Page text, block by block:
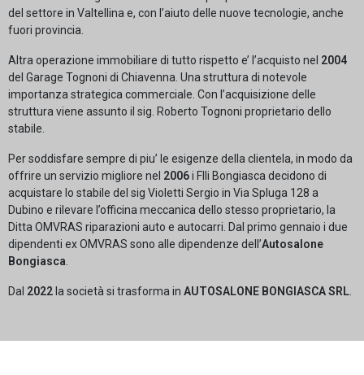
del settore in Valtellina e, con l’aiuto delle nuove tecnologie, anche
fuori provincia.
Altra operazione immobiliare di tutto rispetto e’ l’acquisto nel 2004
del Garage Tognoni di Chiavenna. Una struttura di notevole
importanza strategica commerciale. Con l’acquisizione delle
struttura viene assunto il sig. Roberto Tognoni proprietario dello
stabile.
Per soddisfare sempre di piu’ le esigenze della clientela, in modo da
offrire un servizio migliore nel 2006i Flli Bongiasca decidono di
acquistare lo stabile del sig Violetti Sergio in Via Spluga 128 a
Dubino e rilevare l’officina meccanica dello stesso proprietario, la
Ditta OMVRAS riparazioni auto e autocarri. Dal primo gennaio i due
dipendenti ex OMVRAS sono alle dipendenze dell’Autosalone
Bongiasca
Dal 2022 la società si trasforma in AUTOSALONE BONGIASCA SRL